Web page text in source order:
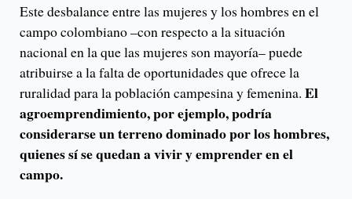
Este desbalance entre las mujeres y los hombres en el
campo colombiano –con respecto a la situación
nacional en la que las mujeres son mayoría– puede
atribuirse a la falta de oportunidades que ofrece la
ruralidad para la población campesina y femenina. El
agroemprendimiento, por ejemplo, podría
considerarse un terreno dominado por los hombres,
quienes sí se quedan a vivir y emprender en el
campo.